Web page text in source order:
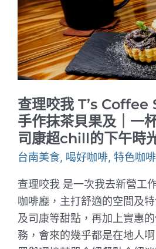
站
前
的
日
式
旅
社
造
咖
啡
館
｜
穿
越
間
與
空
間
的
咖
啡
查理咬我 T’s
手作抹茶貝果及｜一
司康超chill的下午時
台南美食, 喝好咖啡, 特色咖
查理咬我 是一次我去新營工
咖啡廳，主打舒適的空間及
及司康等甜點，再加上實惠
務，會來的幾乎都是在地人